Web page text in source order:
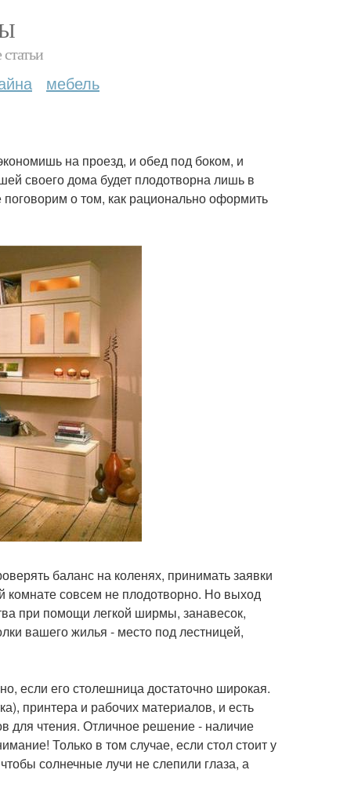
мебель
на проезд, и обед под боком, и
своего дома будет плодотворна лишь в
о том, как рационально оформить
баланс на коленях, принимать заявки
комнате совсем не плодотворно. Но выход
при помощи легкой ширмы, занавесок,
вашего жилья - место под лестницей,
если его столешница достаточно широкая.
принтера и рабочих материалов, и есть
для чтения. Отличное решение - наличие
Только в том случае, если стол стоит у
солнечные лучи не слепили глаза, а